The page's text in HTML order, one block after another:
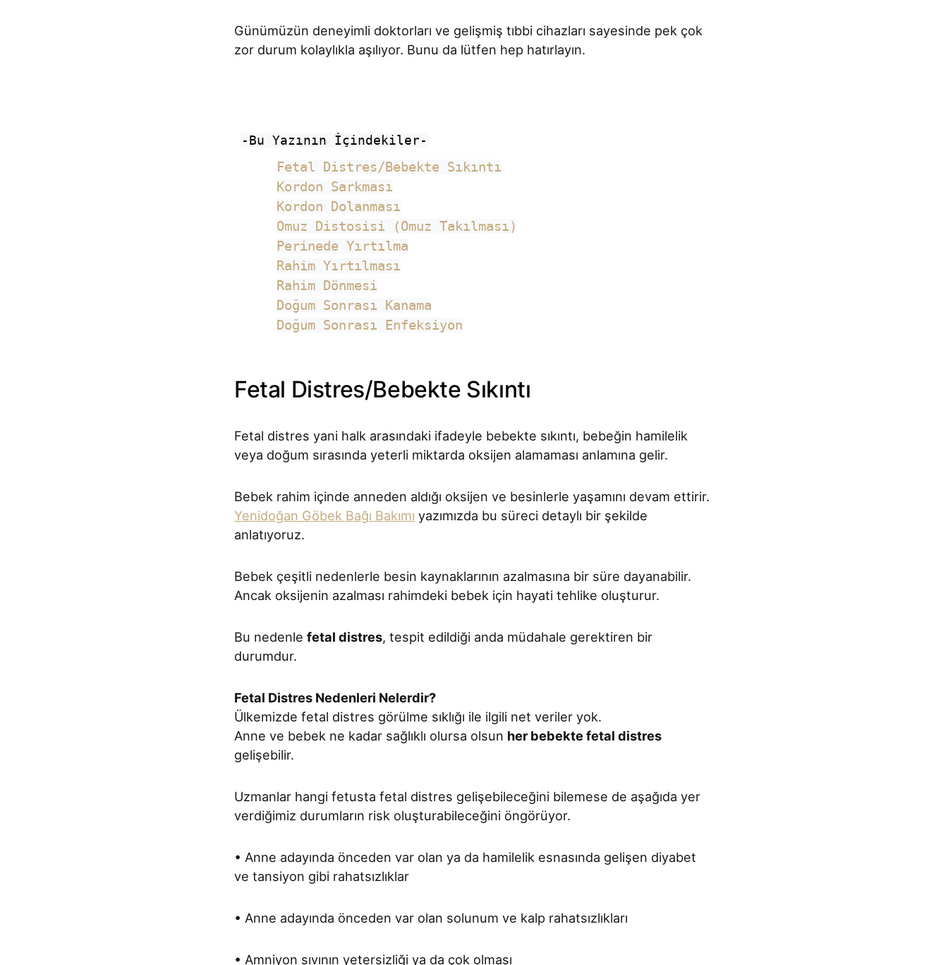
Günümüzün deneyimli doktorları ve gelişmiş tıbbi cihazları sayesinde pek çok
zor durum kolaylıkla aşılıyor. Bunu da lütfen hep hatırlayın.
-Bu Yazının İçindekiler-
​Fetal Distres/Bebekte Sıkıntı
Kordon Sarkması
Kordon Dolanması
Omuz Distosisi (Omuz Takılması)
Perinede Yırtılma
​Rahim Yırtılması
​Rahim Dönmesi
Doğum Sonrası Kanama
Doğum Sonrası Enfeksiyon
​Fetal Distres/Bebekte Sıkıntı
Fetal distres yani halk arasındaki ifadeyle bebekte sıkıntı, bebeğin hamilelik
veya doğum sırasında yeterli miktarda oksijen alamaması anlamına gelir.
Bebek rahim içinde anneden aldığı oksijen ve besinlerle yaşamını devam ettirir.
Yenidoğan Göbek Bağı Bakımı yazımızda bu süreci detaylı bir şekilde
anlatıyoruz.
Bebek çeşitli nedenlerle besin kaynaklarının azalmasına bir süre dayanabilir.
Ancak oksijenin azalması rahimdeki bebek için hayati tehlike oluşturur.
Bu nedenle fetal distres, tespit edildiği anda müdahale gerektiren bir
durumdur.
Fetal Distres Nedenleri Nelerdir?
Ülkemizde fetal distres görülme sıklığı ile ilgili net veriler yok.
Anne ve bebek ne kadar sağlıklı olursa olsun her bebekte fetal distres
gelişebilir.
Uzmanlar hangi fetusta fetal distres gelişebileceğini bilemese de aşağıda yer
verdiğimiz durumların risk oluşturabileceğini öngörüyor.
• Anne adayında önceden var olan ya da hamilelik esnasında gelişen diyabet
ve tansiyon gibi rahatsızlıklar
• Anne adayında önceden var olan solunum ve kalp rahatsızlıkları
• Amniyon sıvının yetersizliği ya da çok olması